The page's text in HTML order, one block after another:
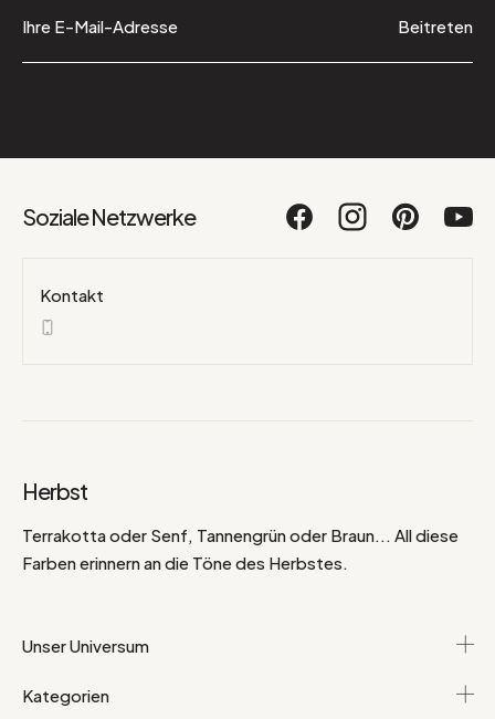
Beitreten
Soziale Netzwerke
Kontakt
Herbst
Terrakotta oder Senf, Tannengrün oder Braun... All diese
Farben erinnern an die Töne des Herbstes.
Unser Universum
Kategorien